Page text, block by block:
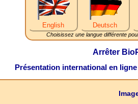
English Deutsch
Choisissez une langue différente
Arrêter
Présentation international en